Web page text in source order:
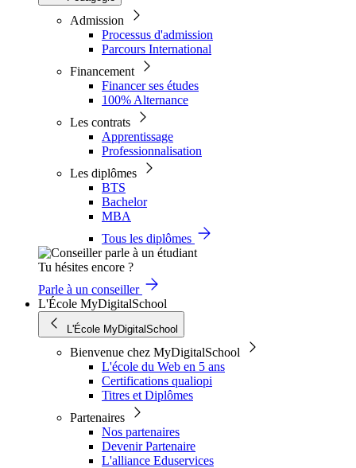
Admission
Processus d'admission
Parcours International
Financement
Financer ses études
100% Alternance
Les contrats
Apprentissage
Professionnalisation
Les diplômes
BTS
Bachelor
MBA
Tous les diplômes
Tu hésites encore ?
Parle à un conseiller
L'École MyDigitalSchool
L'École MyDigitalSchool
Bienvenue chez MyDigitalSchool
L'école du Web en 5 ans
Certifications qualiopi
Titres et Diplômes
Partenaires
Nos partenaires
Devenir Partenaire
L'alliance Eduservices